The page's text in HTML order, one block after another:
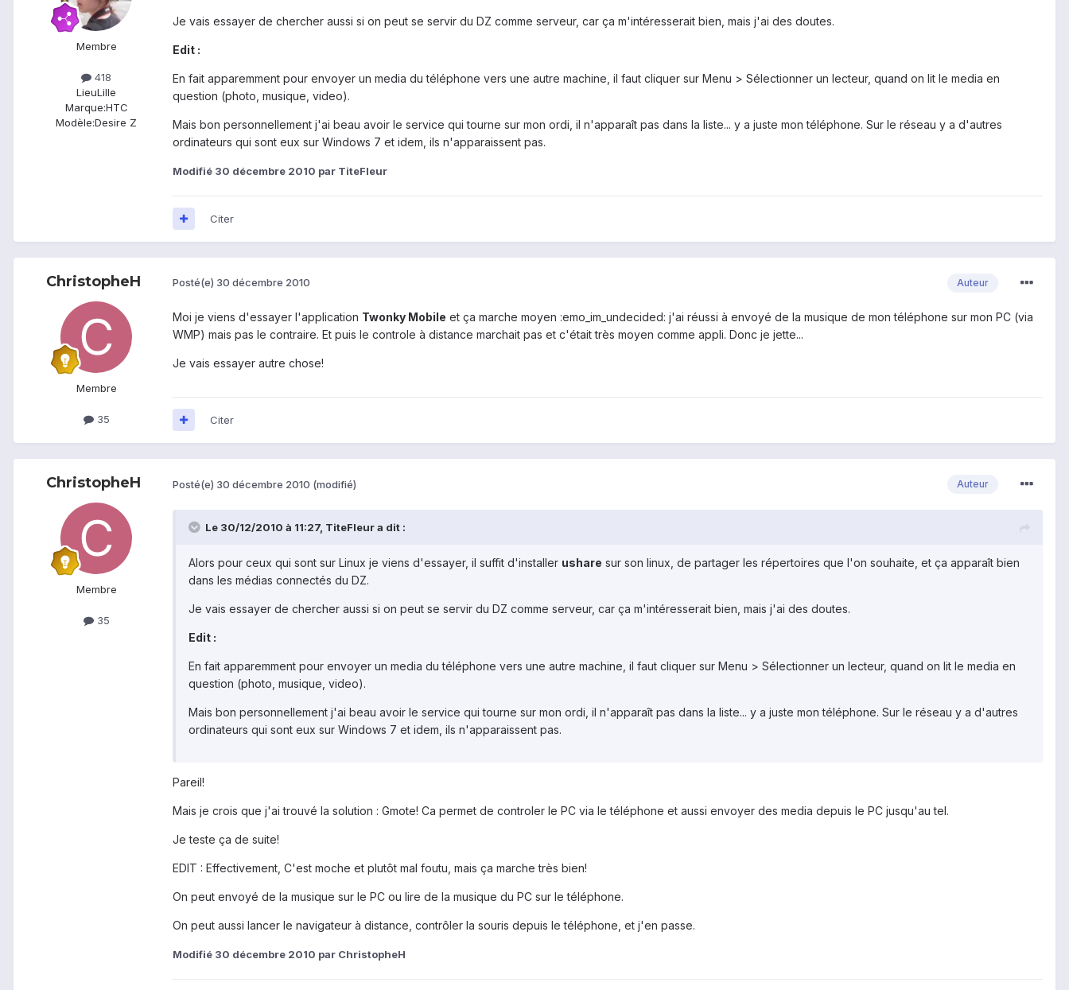
Membre
418
LieuLille
Marque:HTC
Modèle:Desire Z
Je vais essayer de chercher aussi si on peut se servir du DZ comme serveur, car ça m'intéresserait bien, mais j'ai des doutes.
Edit :
En fait apparemment pour envoyer un media du téléphone vers une autre machine, il faut cliquer sur Menu > Sélectionner un lecteur, quand on lit le media en
question (photo, musique, video).
Mais bon personnellement j'ai beau avoir le service qui tourne sur mon ordi, il n'apparaît pas dans la liste... y a juste mon téléphone. Sur le réseau y a d'autres
ordinateurs qui sont eux sur Windows 7 et idem, ils n'apparaissent pas.
Modifié 30 décembre 2010 par TiteFleur
Citer
ChristopheH
Membre
35
Auteur
Posté(e) 30 décembre 2010
Moi je viens d'essayer l'application Twonky Mobile et ça marche moyen :emo_im_undecided: j'ai réussi à envoyé de la musique de mon téléphone sur mon PC (via
WMP) mais pas le contraire. Et puis le controle à distance marchait pas et c'était très moyen comme appli. Donc je jette...
Je vais essayer autre chose!
Citer
ChristopheH
Membre
35
Auteur
Posté(e) 30 décembre 2010 (modifié)
Le 30/12/2010 à 11:27, TiteFleur a dit :
Alors pour ceux qui sont sur Linux je viens d'essayer, il suffit d'installer ushare sur son linux, de partager les répertoires que l'on souhaite, et ça apparaît bien
dans les médias connectés du DZ.
Je vais essayer de chercher aussi si on peut se servir du DZ comme serveur, car ça m'intéresserait bien, mais j'ai des doutes.
Edit :
En fait apparemment pour envoyer un media du téléphone vers une autre machine, il faut cliquer sur Menu > Sélectionner un lecteur, quand on lit le media en
question (photo, musique, video).
Mais bon personnellement j'ai beau avoir le service qui tourne sur mon ordi, il n'apparaît pas dans la liste... y a juste mon téléphone. Sur le réseau y a d'autres
ordinateurs qui sont eux sur Windows 7 et idem, ils n'apparaissent pas.
Pareil!
Mais je crois que j'ai trouvé la solution : Gmote! Ca permet de controler le PC via le téléphone et aussi envoyer des media depuis le PC jusqu'au tel.
Je teste ça de suite!
EDIT : Effectivement, C'est moche et plutôt mal foutu, mais ça marche très bien!
On peut envoyé de la musique sur le PC ou lire de la musique du PC sur le téléphone.
On peut aussi lancer le navigateur à distance, contrôler la souris depuis le téléphone, et j'en passe.
Modifié 30 décembre 2010 par ChristopheH